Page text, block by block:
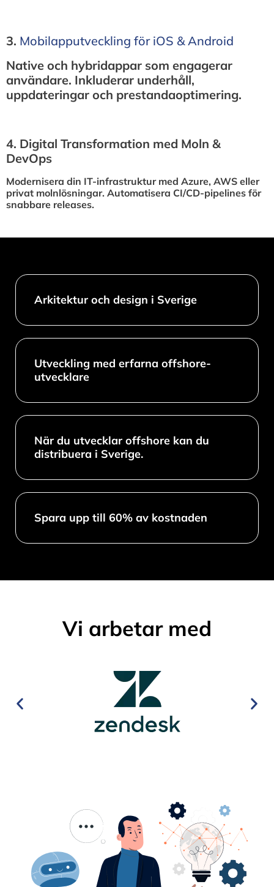
3.⁠ ⁠Mobilapputveckling för iOS & Android
Native och hybridappar som engagerar
användare. Inkluderar underhåll,
uppdateringar och prestandaoptimering.
4.⁠ ⁠Digital Transformation med Moln &
DevOps
Modernisera din IT-infrastruktur med Azure, AWS eller
privat molnlösningar. Automatisera CI/CD-pipelines för
snabbare releases.
Arkitektur och design i Sverige​
Utveckling med erfarna offshore-
utvecklare
När du utvecklar offshore kan du
distribuera i Sverige.
Spara upp till 60% av kostnaden
Vi arbetar med